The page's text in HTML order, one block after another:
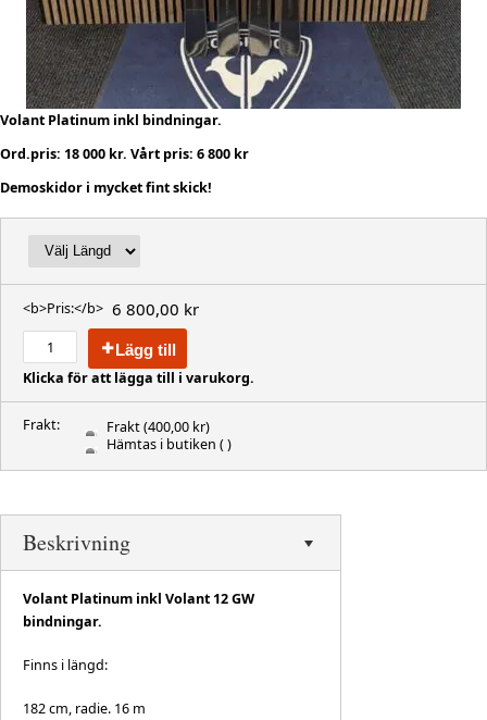
Volant Platinum inkl bindningar.
Ord.pris: 18 000 kr. Vårt pris: 6 800 kr
Demoskidor i mycket fint skick!
<b>Pris:</b> 6 800,00 kr
Lägg till
Klicka för att lägga till i varukorg.
Frakt: Frakt(400,00 kr)
Hämtas i butiken ( )
Beskrivning
Volant Platinum inkl Volant 12 GW
bindningar.
Finns i längd:
182 cm, radie. 16 m